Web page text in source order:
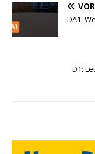
DA1:
D1: